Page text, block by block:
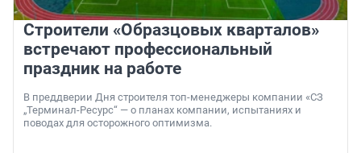
Строители «Образцовых кварталов»
встречают профессиональный
праздник на работе
В преддверии Дня строителя топ-менеджеры компании «СЗ
„Терминал-Ресурс“ — о планах компании, испытаниях и
поводах для осторожного оптимизма.